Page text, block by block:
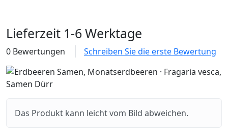
Lieferzeit 1-6 Werktage
0 Bewertungen Schreiben Sie die erste Bewertung
Das Produkt kann leicht vom Bild abweichen.